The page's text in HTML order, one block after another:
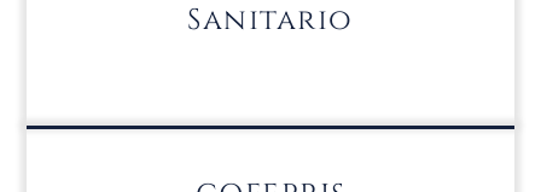
Sanitario